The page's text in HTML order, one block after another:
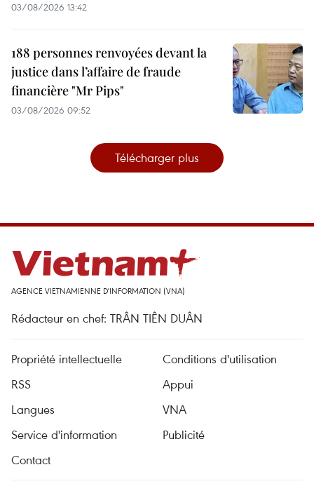
03/08/2026 13:42
188 personnes renvoyées devant la
justice dans l’affaire de fraude
financière "Mr Pips"
03/08/2026 09:52
Télécharger plus
AGENCE VIETNAMIENNE D'INFORMATION (VNA)
Rédacteur en chef: TRÂN TIÊN DUÂN
Propriété intellectuelle
Conditions d'utilisation
RSS
Appui
Langues
VNA
Service d'information
Publicité
Contact